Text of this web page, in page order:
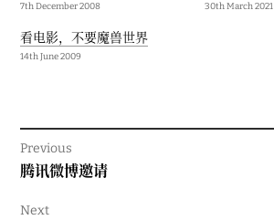
7th December 2008 30th March 2021
看电影，不要魔兽世界
14th June 2009
Previous
Previous
腾讯微博邀请
Next